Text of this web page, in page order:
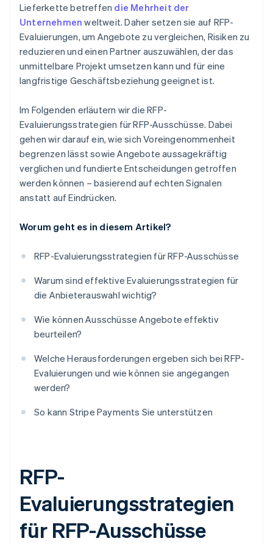
Lieferkette betreffen die Mehrheit der
Unternehmen weltweit. Daher setzen sie auf RFP-
Evaluierungen, um Angebote zu vergleichen, Risiken zu
reduzieren und einen Partner auszuwählen, der das
unmittelbare Projekt umsetzen kann und für eine
langfristige Geschäftsbeziehung geeignet ist.
Im Folgenden erläutern wir die RFP-
Evaluierungsstrategien für RFP-Ausschüsse. Dabei
gehen wir darauf ein, wie sich Voreingenommenheit
begrenzen lässt sowie Angebote aussagekräftig
verglichen und fundierte Entscheidungen getroffen
werden können – basierend auf echten Signalen
anstatt auf Eindrücken.
Worum geht es in diesem Artikel?
RFP-Evaluierungsstrategien für RFP-Ausschüsse
Warum sind effektive Evaluierungsstrategien für
die Anbieterauswahl wichtig?
Wie können Ausschüsse Angebote effektiv
beurteilen?
Welche Herausforderungen ergeben sich bei RFP-
Evaluierungen und wie können sie angegangen
werden?
So kann Stripe Payments Sie unterstützen
RFP-
Evaluierungsstrategien
für RFP-Ausschüsse